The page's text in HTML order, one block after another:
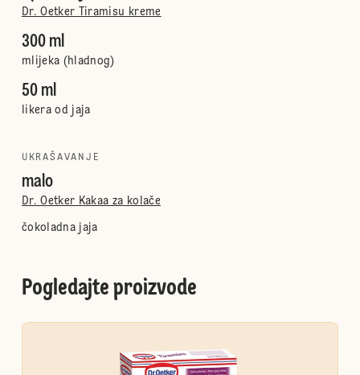
Dr. Oetker Tiramisu kreme
300 ml
mlijeka (hladnog)
50 ml
likera od jaja
UKRAŠAVANJE
malo
Dr. Oetker Kakaa za kolače
čokoladna jaja
Pogledajte proizvode